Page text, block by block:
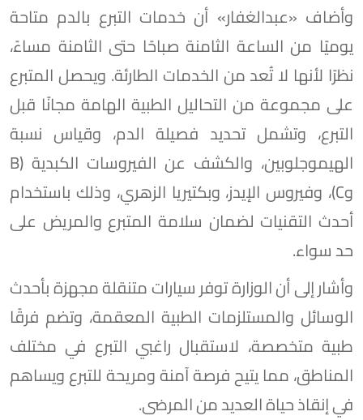
وأضاف «عبدالغفار» أن خدمات التبرع بالدم متاحة
يوميًا من الساعة الثامنة صباحًا حتى الثامنة مساءً،
نظرًا لأنها لا تُعد من الخدمات الطارئة. ويحصل المتبرع
على مجموعة من التحاليل الطبية الهامة مجانًا قبل
التبرع، وتشمل تحديد فصيلة الدم، وقياس نسبة
الهيموجلوبين، والكشف عن الفيروسات الكبدية (B
وC)، وفيروس الإيدز، وبكتيريا الزهري، وذلك باستخدام
أحدث التقنيات لضمان سلامة المتبرع والمريض على
حد سواء.
وأشار إلى أن الوزارة توفر سيارات متنقلة مجهزة بأحدث
الوسائل والمستلزمات الطبية المعقمة، وتضم فرقًا
طبية متخصصة، لاستقبال راغبي التبرع في مختلف
المناطق، مما يتيح فرصة آمنة ومريحة للتبرع ويساهم
في إنقاذ حياة العديد من المرضى.